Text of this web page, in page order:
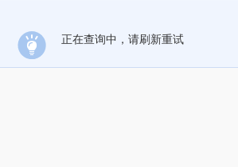
正在查询中，请刷新重试